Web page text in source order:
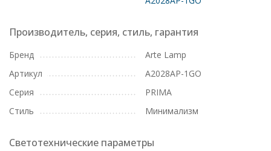
Производитель, серия, стиль, гарантия
Бренд
Arte Lamp
Артикул
A2028AP-1GO
Серия
PRIMA
Стиль
Минимализм
Светотехнические параметры